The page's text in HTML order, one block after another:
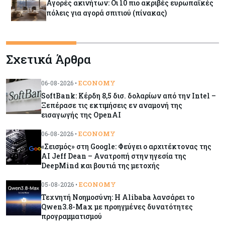
Αγορές ακινήτων: Οι 10 πιο ακριβές ευρωπαϊκές
πόλεις για αγορά σπιτιού (πίνακας)
Κόσμος 08-08-2026
Οι πυρκαγιές κατακαίνε την Ευρώπη, αλλά οι
ζημιές δεν είναι ασφαλισμένες
Κόσμος 08-08-2026
Γιατί οι κεντρικές τράπεζες αφήνουν τις αγορές
να «παίξουν μπάλα»
Κόσμος 08-08-2026
Ποιες χώρες έχουν τα περισσότερα ρομπότ
Κόσμος 08-08-2026
Κρίσιμες πρώτες ύλες: Ο ευρωπαϊκός χάρτης
Σχετικά Άρθρα
06-08-2026 • ECONOMY
SoftBank: Κέρδη 8,5 δισ. δολαρίων από την Intel –
Ξεπέρασε τις εκτιμήσεις εν αναμονή της
εισαγωγής της OpenAI
06-08-2026 • ECONOMY
«Σεισμός» στη Google: Φεύγει ο αρχιτέκτονας της
AI Jeff Dean – Ανατροπή στην ηγεσία της
DeepMind και βουτιά της μετοχής
05-08-2026 • ECONOMY
Τεχνητή Νοημοσύνη: Η Alibaba λανσάρει το
Qwen3.8-Max με προηγμένες δυνατότητες
προγραμματισμού